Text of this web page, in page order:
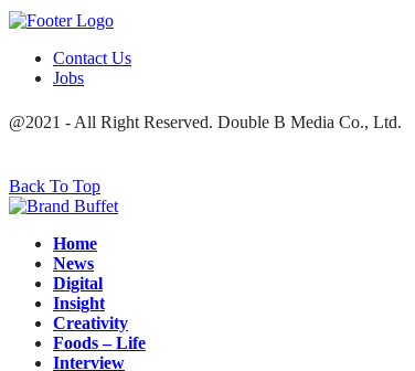
Contact Us
Jobs
@2021 - All Right Reserved. Double B Media Co., Ltd.
Back To Top
Home
News
Digital
Insight
Creativity
Foods – Life
Interview